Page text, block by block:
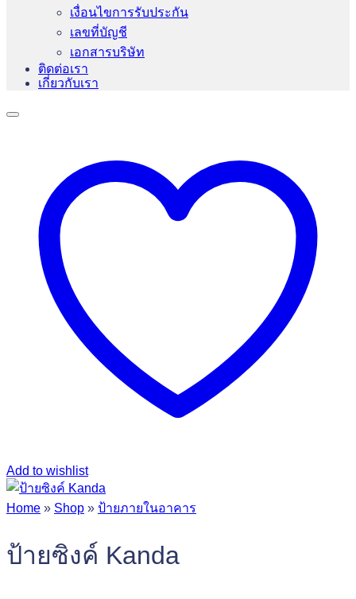
เงื่อนไขการรับประกัน
เลขที่บัญชี
เอกสารบริษัท
ติดต่อเรา
เกี่ยวกับเรา
Add to wishlist
Home » Shop » ป้ายภายในอาคาร
ป้ายซิงค์ Kanda